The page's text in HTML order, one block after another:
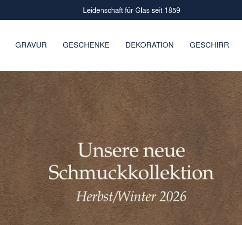
Leidenschaft für Glas seit 1859
GRAVUR GESCHENKE DEKORATION GESCHIRR